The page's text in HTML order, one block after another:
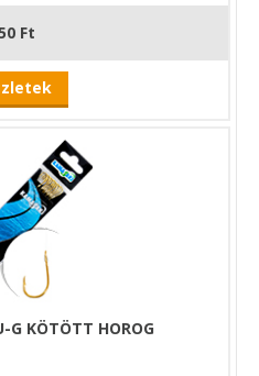
Ft
G KÖTÖTT HOROG